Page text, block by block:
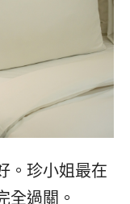
。珍小姐最在
全過關。